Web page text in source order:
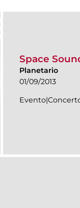
Space
Planetario
01/09/2013